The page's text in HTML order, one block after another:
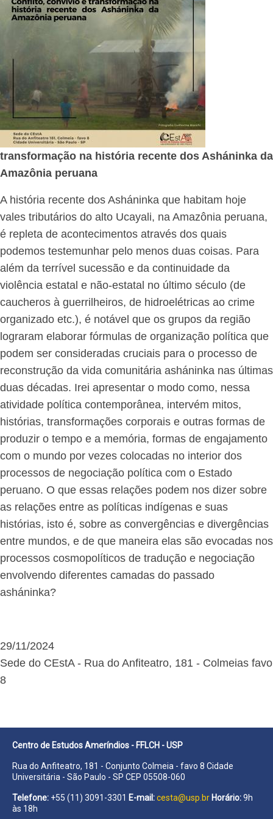
transformação na história recente dos Asháninka da
Amazônia peruana
A história recente dos Asháninka que habitam hoje
vales tributários do alto Ucayali, na Amazônia peruana,
é repleta de acontecimentos através dos quais
podemos testemunhar pelo menos duas coisas. Para
além da terrível sucessão e da continuidade da
violência estatal e não-estatal no último século (de
caucheros à guerrilheiros, de hidroelétricas ao crime
organizado etc.), é notável que os grupos da região
lograram elaborar fórmulas de organização política que
podem ser consideradas cruciais para o processo de
reconstrução da vida comunitária asháninka nas últimas
duas décadas. Irei apresentar o modo como, nessa
atividade política contemporânea, intervém mitos,
histórias, transformações corporais e outras formas de
produzir o tempo e a memória, formas de engajamento
com o mundo por vezes colocadas no interior dos
processos de negociação política com o Estado
peruano. O que essas relações podem nos dizer sobre
as relações entre as políticas indígenas e suas
histórias, isto é, sobre as convergências e divergências
entre mundos, e de que maneira elas são evocadas nos
processos cosmopolíticos de tradução e negociação
envolvendo diferentes camadas do passado
asháninka?
29/11/2024
Sede do CEstA - Rua do Anfiteatro, 181 - Colmeias favo
8
Centro de Estudos Ameríndios - FFLCH - USP
Rua do Anfiteatro, 181 - Conjunto Colmeia - favo 8 Cidade
Universitária - São Paulo - SP CEP 05508-060
Telefone: +55 (11) 3091-3301 E-mail:cesta@usp.br Horário:9h
às 18h